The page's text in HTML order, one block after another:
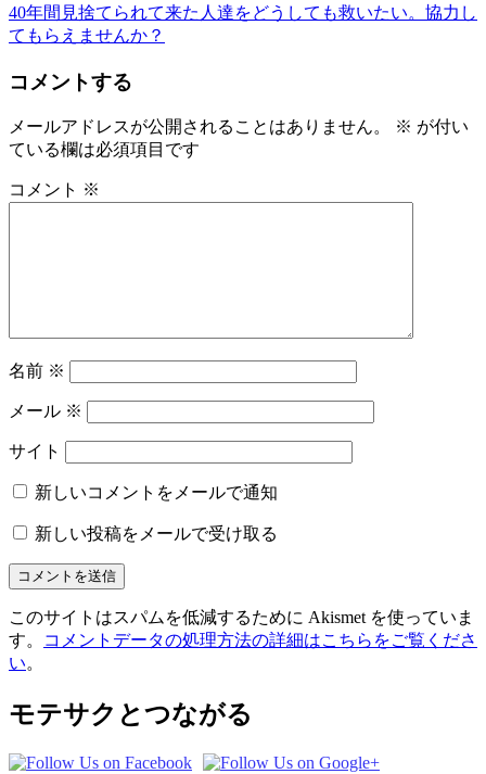
ナ
ビ
ゲ
ー
シ
ョ
40年間見捨てられて来た人達をどうしても救いたい。協力し
てもらえませんか？
コメントする
メールアドレスが公開されることはありません。 ※ が付い
ている欄は必須項目です
コメント ※
名前 ※
メール ※
サイト
新しいコメントをメールで通知
新しい投稿をメールで受け取る
このサイトはスパムを低減するために Akismet を使っていま
す。
コメントデータの処理方法の詳細はこちらをご覧くださ
い。
モテサクとつながる